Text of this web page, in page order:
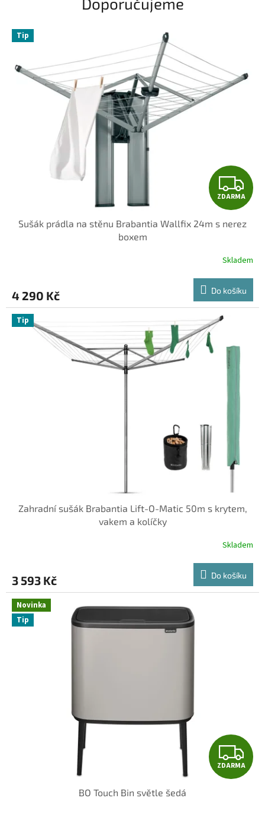
Tip
Z
D
A
R
M
A
ZDARMA
Sušák prádla na stěnu Brabantia Wallfix 24m s nerez
boxem
Skladem
4 290 Kč Do košíku
Tip
Zahradní sušák Brabantia Lift-O-Matic 50m s krytem,
vakem a kolíčky
Skladem
3 593 Kč Do košíku
Novinka
Tip
Z
D
ZDARMA
BO Touch Bin světle šedá